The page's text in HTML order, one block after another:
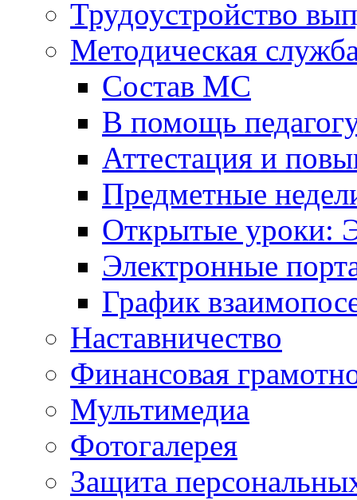
Трудоустройство
Методическая
Состав МС
В помощь
Аттестация и
Предметные
Открытые уроки:
Электронные
График
Наставничество
Финансовая
Мультимедиа
Фотогалерея
Защита